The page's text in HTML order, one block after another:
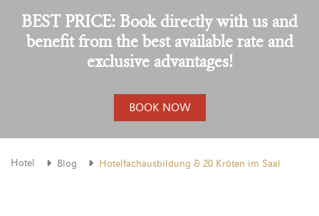
BEST PRICE: Book directly with us and
benefit from the best available rate and
exclusive advantages!
BOOK NOW
Hotel Blog Hotelfachausbildung & 20 Kröten im Saal